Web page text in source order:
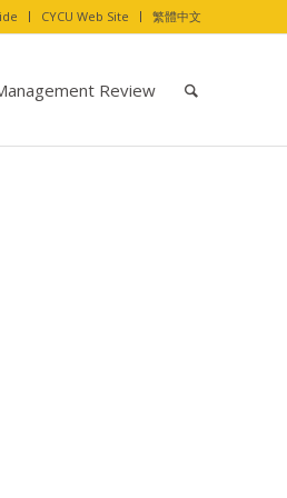
CYCU Web Site 繁體中文
Review